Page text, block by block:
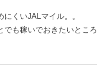
くいJALマイル。。
でも稼いでおきたいところ